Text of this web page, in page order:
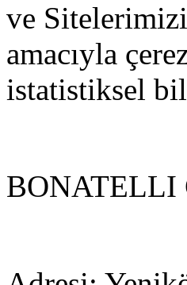
ve
amacıyla
istatistiksel
BONATELLI